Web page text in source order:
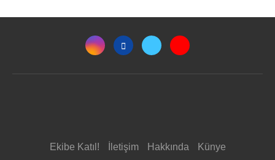
Ekibe Katıl! İletişim Hakkında Künye